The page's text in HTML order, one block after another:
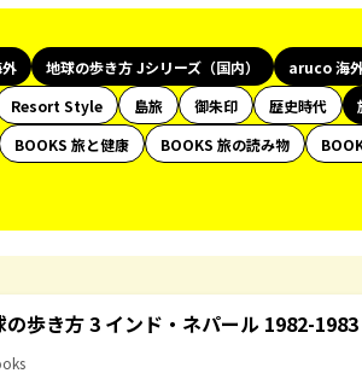
地球の歩き方 Jシリーズ（国内） aruco 海
Resort Style 島旅 御朱印 歴史時代
BOOKS 旅と健康 BOOKS 旅の読み物
の歩き方 3 インド・ネパール 1982-1983